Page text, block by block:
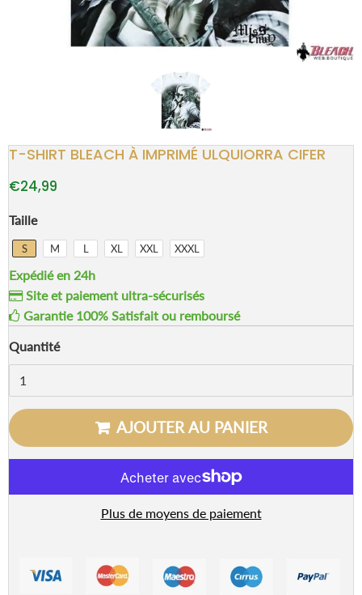
T-SHIRT BLEACH À IMPRIMÉ ULQUIORRA CIFER
€24,99
Taille
S M L XL XXL XXXL
Expédié en 24h
Site et paiement ultra-sécurisés
Garantie 100% Satisfait ou remboursé
Quantité
AJOUTER AU PANIER
Plus de moyens de paiement